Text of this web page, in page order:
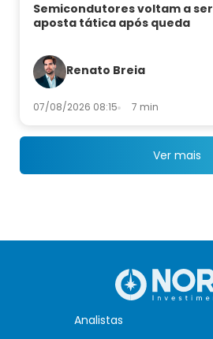
Semicondutores voltam a ser
aposta tática após queda
Renato Breia
07/08/2026 08:15 7 min
Ver mais
Analistas